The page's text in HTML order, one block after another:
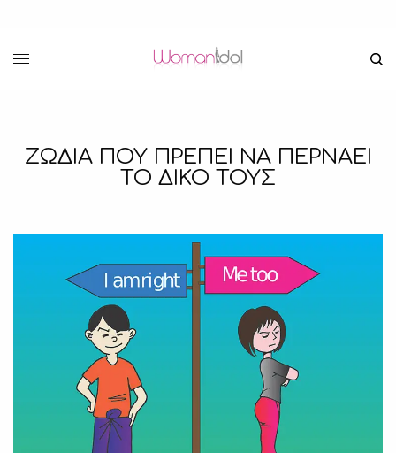
ΖΩΔΙΑ ΠΟΥ ΠΡΕΠΕΙ ΝΑ ΠΕΡΝΑΕΙ
ΤΟ ΔΙΚΟ ΤΟΥΣ